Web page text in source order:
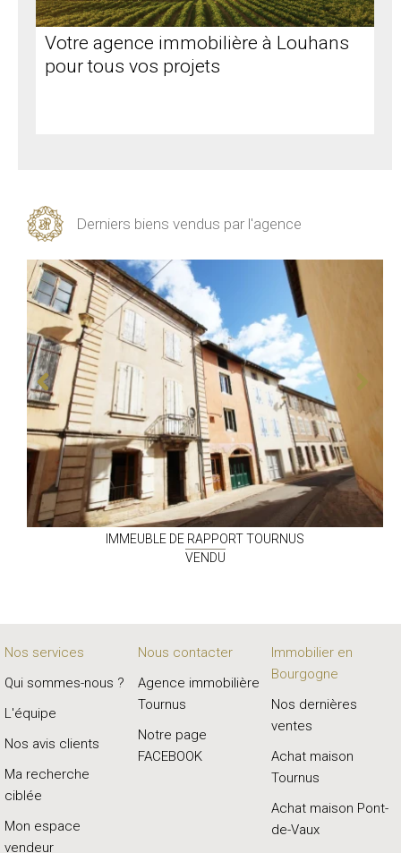
Votre agence immobilière à Louhans
pour tous vos projets
Derniers biens vendus par l'agence
IMMEUBLE DE RAPPORTTOURNUS
VENDU
Nos services
Qui sommes-nous ?
L'équipe
Nos avis clients
Ma recherche
ciblée
Mon espace
vendeur
Nous contacter
Agence immobilière
Tournus
Notre page
FACEBOOK
Immobilier en
Bourgogne
Nos dernières
ventes
Achat maison
Tournus
Achat maison Pont-
de-Vaux